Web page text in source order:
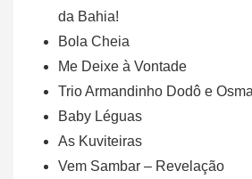
da Bahia!
Bola Cheia
Me Deixe à Vontade
Trio Armandinho Dodô e
Baby Léguas
As Kuviteiras
Vem Sambar – Revelação